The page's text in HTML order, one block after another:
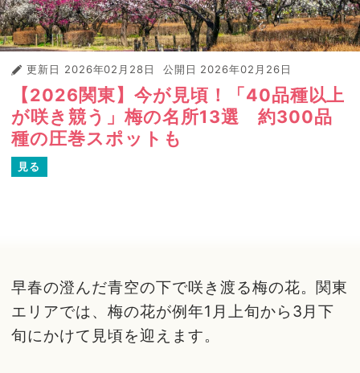
更新日 2026年02月28日 公開日 2026年02月26日
【2026関東】今が見頃！「40品種以上
が咲き競う」梅の名所13選 約300品
種の圧巻スポットも
見る
早春の澄んだ青空の下で咲き渡る梅の花。関東
エリアでは、梅の花が例年1月上旬から3月下
旬にかけて見頃を迎えます。